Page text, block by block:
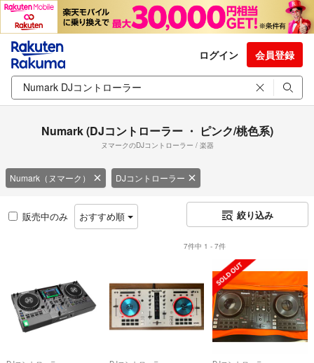
ログイン 会員登録
Numark (DJコントローラー ・ ピンク/桃色系)
ヌマークのDJコントローラー / 楽器
Numark（ヌマーク） DJコントローラー
販売中のみ おすすめ順 絞り込み
7件中 1 - 7件